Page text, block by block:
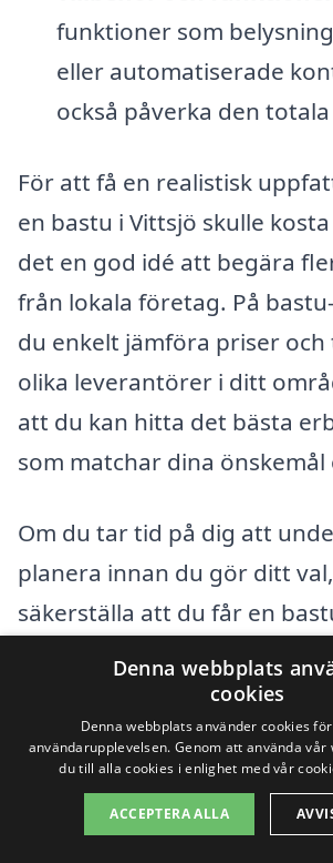
funktioner som
eller automatiserade
också påverka den
För att få en realistisk
en bastu i Vittsjö skulle
det en god idé att begära
från lokala företag. På
du enkelt jämföra priser
olika leverantörer i ditt
att du kan hitta det bästa
som matchar dina önskemål
Om du tar tid på dig att
planera innan du gör ditt
säkerställa att du får en
bara är prisvärd, men som
glädje och avkoppling i
framöver. Tveka inte att
som bastu-pris.se för att
enklare och mer informerat!
Denna webbplats
cookies
Denna webbplats använder cookies
användarupplevelsen. Genom att använda
du till alla cookies i enlighet med vår
ACCEPTERA ALLA